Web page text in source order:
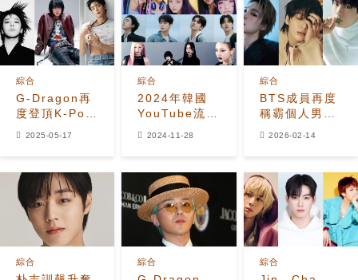
等
G-Dragon再
度登頂K-Pop
等緊隨其後
綜合
2025-05-17
2024年韓國
YouTube流媒
綜合
2024-11-28
BTS成員再度
稱霸個人男偶
位）、
Jungkook（第
2位）、
Jin（第3位）
等
綜合
2026-02-14
綜合 綜合 綜合